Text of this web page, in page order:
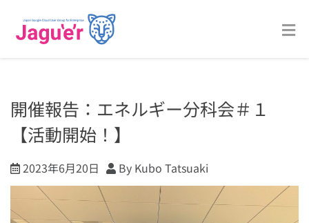
開催報告：エネルギー分科会＃１
【活動開始！】
2023年6月20日 By Kubo Tatsuaki